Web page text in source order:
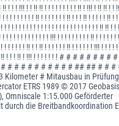
! ! ! !!! ! ! !! !! ! ! ! ! ! ! ! ! ! !! ! !!! ! !! !! ! !
! ! ! ! ! ! ! ! !! ! ! ! ! ! ! ! !! ! ! ! !! ! ! ! ! ! !! !
! ! ! ! ! ! ! ! ! ! ! ! ! ! ! ! ! ! ! ! ! ! ! ! ! !! !! ! !
! ! ! ! ! ! ! ! ! ! ! ! !!! ! ! ! ! ! ! ! ! ! !! ! ! ! ! ! !
! ! ! ! ! !! ! ! !! ! ! ! ! ! ! !! ! ! ! ! ! ! !!! ! ! ! !
! !! ! ! ! !! ! !!! ! ! ! ! ! ! ! # # # # # # #
# # # # # # # # # # ## ## # # #
# Mitausbau in
ETRS 1989 © 2017
Omniscale 1:15.000 Geförderter
durch die Breitbandkoordination